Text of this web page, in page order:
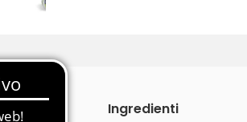
Ingredienti